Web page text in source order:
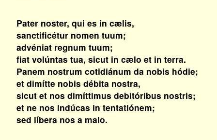
Pater noster, qui es in cælis,
sanctificétur nomen tuum;
advéniat regnum tuum;
fiat volúntas tua, sicut in cælo et in terra.
Panem nostrum cotidiánum da nobis hódie;
et dimítte nobis débita nostra,
sicut et nos dimíttimus debitóribus nostris;
et ne nos indúcas in tentatiónem;
sed líbera nos a malo.